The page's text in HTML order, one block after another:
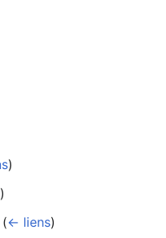
)
)
(← liens)